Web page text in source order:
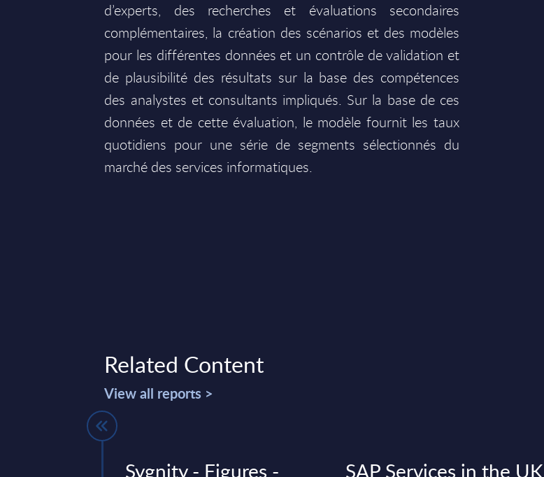
d’experts, des recherches et évaluations secondaires
complémentaires, la création des scénarios et des modèles
pour les différentes données et un contrôle de validation et
de plausibilité des résultats sur la base des compétences
des analystes et consultants impliqués. Sur la base de ces
données et de cette évaluation, le modèle fournit les taux
quotidiens pour une série de segments sélectionnés du
marché des services informatiques.
Related Content
View all reports >
Sygnity - Figures -
SAP Services in the UK